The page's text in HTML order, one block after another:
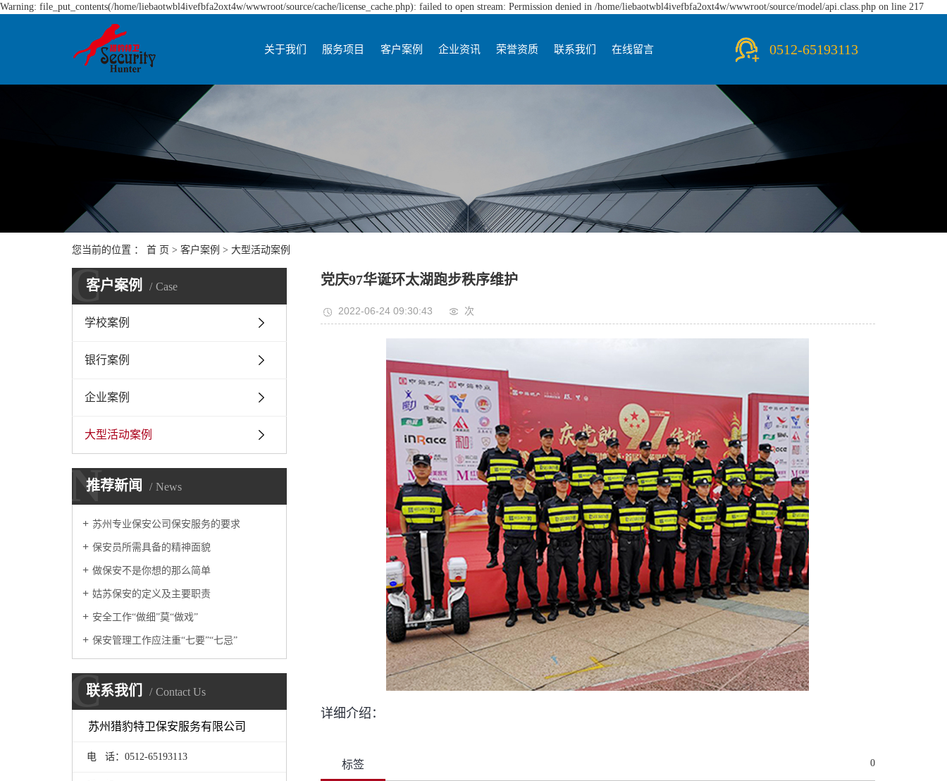
Warning: file_put_contents(/home/liebaotwbl4ivefbfa2oxt4w/wwwroot/source/cache/license_cache.php): failed to open stream: Permission denied in /home/liebaotwbl4ivefbfa2oxt4w/wwwroot/source/model/api.class.php on line 217
关于我们 服务项目 客户案例 企业资讯 荣誉资质 联系我们 在线留言 0512-65193113
您当前的位置 ： 首 页 > 客户案例 > 大型活动案例
客户案例 Case
C
学校案例
银行案例
企业案例
大型活动案例
推荐新闻 News
N
苏州专业保安公司保安服务的要求
保安员所需具备的精神面貌
做保安不是你想的那么简单
姑苏保安的定义及主要职责
安全工作“做细”莫“做戏”
保安管理工作应注重“七要”“七忌”
联系我们 Contact Us
C
苏州猎豹特卫保安服务有限公司
电 话：0512-65193113
党庆97华诞环太湖跑步秩序维护
2022-06-24 09:30:43 次
详细介绍：
标签 0